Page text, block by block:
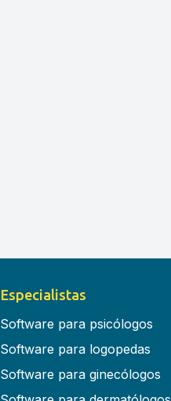
Especialistas
Software para psicólogos
Software para logopedas
Software para ginecólogos